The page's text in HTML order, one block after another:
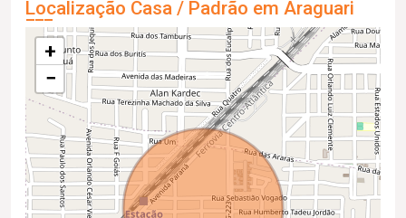
Localização Casa / Padrão em Araguari
+
−